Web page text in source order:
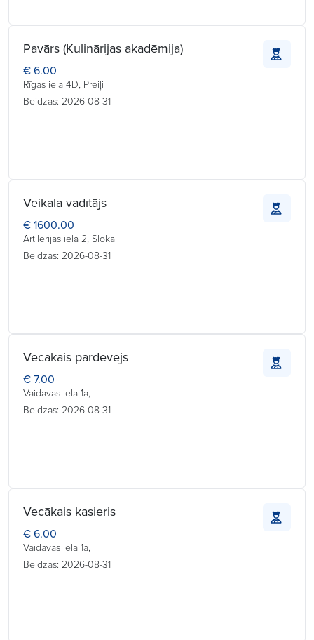
Pavārs (Kulinārijas akadēmija)
€ 6.00
Rīgas iela 4D, Preiļi
Beidzas: 2026-08-31
Veikala vadītājs
€ 1600.00
Artilērijas iela 2, Sloka
Beidzas: 2026-08-31
Vecākais pārdevējs
€ 7.00
Vaidavas iela 1a,
Beidzas: 2026-08-31
Vecākais kasieris
€ 6.00
Vaidavas iela 1a,
Beidzas: 2026-08-31